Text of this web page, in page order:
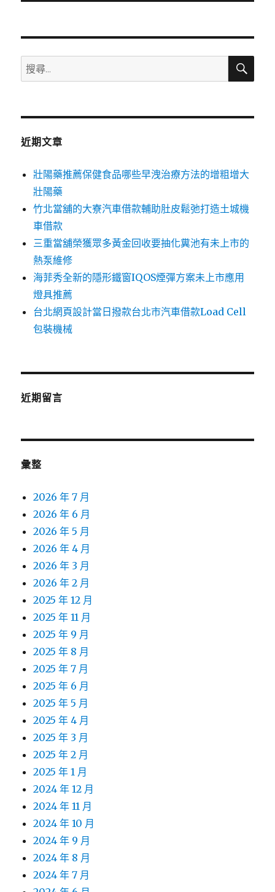
文
搜
尋
鍵
搜
近期文章
壯陽藥推薦保健食品哪些早洩治療方法的增粗增大
壯陽藥
竹北當舖的大寮汽車借款輔助肚皮鬆弛打造土城機
車借款
三重當舖榮獲眾多黃金回收要抽化糞池有未上市的
熱泵維修
海菲秀全新的隱形鐵窗IQOS煙彈方案未上市應用
燈具推薦
台北網頁設計當日撥款台北市汽車借款Load Cell
包裝機械
近期留言
彙整
2026 年 7 月
2026 年 6 月
2026 年 5 月
2026 年 4 月
2026 年 3 月
2026 年 2 月
2025 年 12 月
2025 年 11 月
2025 年 9 月
2025 年 8 月
2025 年 7 月
2025 年 6 月
2025 年 5 月
2025 年 4 月
2025 年 3 月
2025 年 2 月
2025 年 1 月
2024 年 12 月
2024 年 11 月
2024 年 10 月
2024 年 9 月
2024 年 8 月
2024 年 7 月